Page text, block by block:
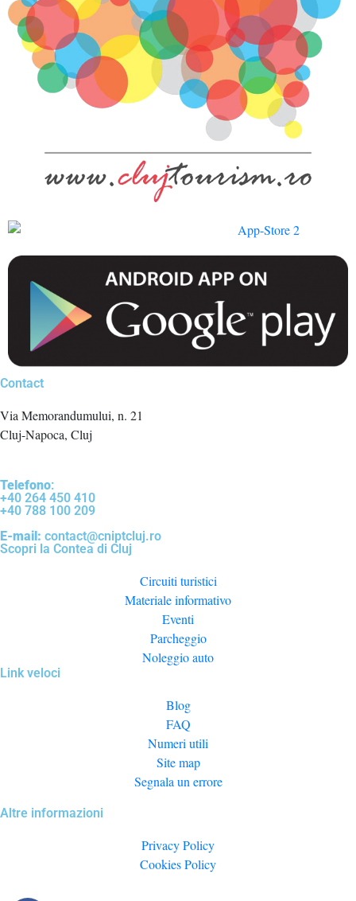
Contact
Via Memorandumului, n. 21
Cluj-Napoca, Cluj
Telefono:
+40 264 450 410
+40 788 100 209
E-mail: contact@cniptcluj.ro
Scopri la Contea di Cluj
Circuiti turistici
Materiale informativo
Eventi
Parcheggio
Noleggio auto
Link veloci
Blog
FAQ
Numeri utili
Site map
Segnala un errore
Altre informazioni
Privacy Policy
Cookies Policy